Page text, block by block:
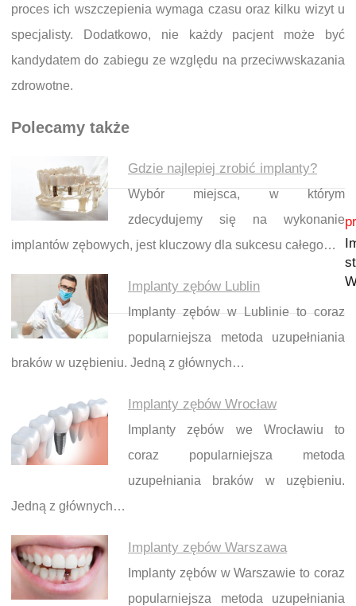
proces ich wszczepienia wymaga czasu oraz kilku wizyt u
specjalisty. Dodatkowo, nie każdy pacjent może być
kandydatem do zabiegu ze względu na przeciwwskazania
zdrowotne.
Polecamy także
Gdzie najlepiej zrobić implanty?
Wybór miejsca, w którym
zdecydujemy się na wykonanie
implantów zębowych, jest kluczowy dla sukcesu całego…
Implanty zębów Lublin
Implanty zębów w Lublinie to coraz
popularniejsza metoda uzupełniania
braków w uzębieniu. Jedną z głównych…
Implanty zębów Wrocław
Implanty zębów we Wrocławiu to
coraz popularniejsza metoda
uzupełniania braków w uzębieniu.
Jedną z głównych…
Implanty zębów Warszawa
Implanty zębów w Warszawie to coraz
popularniejsza metoda uzupełniania
Nawigacja wpisu